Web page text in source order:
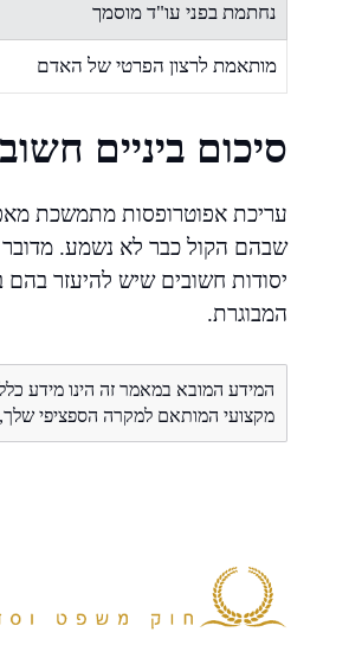
נחתמת בפני עו"ד מוסמך
מותאמת לרצון הפרטי של האדם
סיכום ביניים
עריכת אפוטרופסות מתמשכת
שבהם הקול כבר לא נשמע. מדובר
יסודות חשובים שיש להיעזר בהם
המבוגרת.
המידע המובא במאמר זה הינו מידע
מקצועי המותאם למקרה הספציפי שלך,